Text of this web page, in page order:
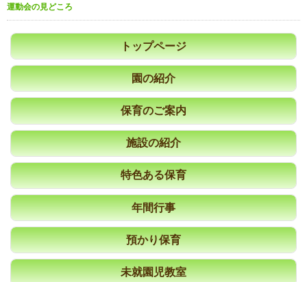
運動会の見どころ
トップページ
園の紹介
保育のご案内
施設の紹介
特色ある保育
年間行事
預かり保育
未就園児教室